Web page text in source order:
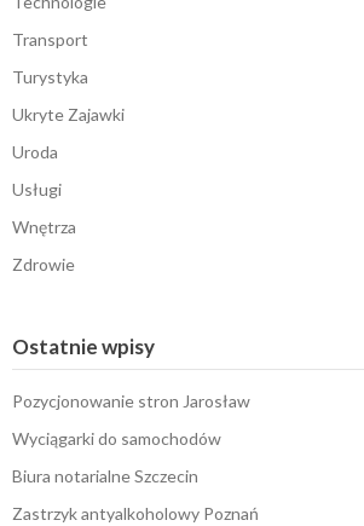
Transport
Turystyka
Ukryte Zajawki
Uroda
Usługi
Wnętrza
Zdrowie
Ostatnie wpisy
Pozycjonowanie stron Jarosław
Wyciągarki do samochodów
Biura notarialne Szczecin
Zastrzyk antyalkoholowy Poznań